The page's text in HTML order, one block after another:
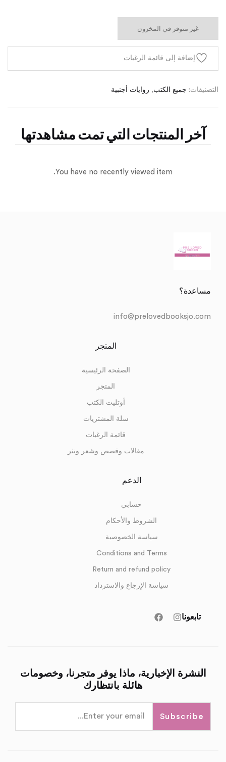
غير متوفر في المخزون
إضافة إلى قائمة الرغبات
التصنيفات: جميع الكتب, روايات أجنبية
آخر المنتجات التي تمت مشاهدتها
You have no recently viewed item.
مساعدة؟
info@prelovedbooksjo.com
المتجر
الصفحة الرئيسية
المتجر
أوتليت الكتب
سلة المشتريات
قائمة الرغبات
مقالات وقصص وشعر ونثر
الدعم
حسابي
الشروط والأحكام
سياسة الخصوصية
Conditions and Terms
Return and refund policy
سياسة الإرجاع والاسترداد
تابعونا
النشرة الإخبارية، ماذا يوفر متجرنا، وخصومات
هائلة بانتظارك
Subscribe